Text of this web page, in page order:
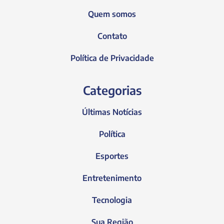
Quem somos
Contato
Política de Privacidade
Categorias
Últimas Notícias
Política
Esportes
Entretenimento
Tecnologia
Sua Região